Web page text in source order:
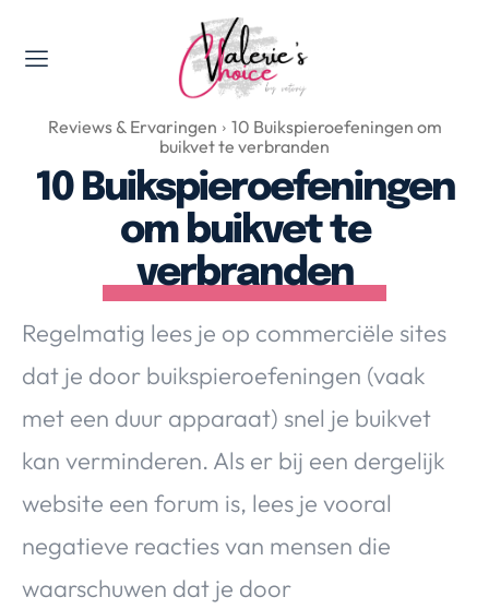
Valerie's Topics
Travel & Culture
Food & Drinks
Happyness & Opmerkelijk
Lifestyle, Sport & Duurzaamheid
Gadgets & Tech
Top 5 van Valerie
Health & Beauty
Huis & Tuin
Nieuws & Media
Over Valerie
Over Valerie
De Top 5
Reviews & Ervaringen
10 Buikspieroefeningen om
buikvet te verbranden
10 Buikspieroefeningen
om buikvet te
verbranden
Regelmatig lees je op commerciële sites
dat je door buikspieroefeningen (vaak
met een duur apparaat) snel je buikvet
kan verminderen. Als er bij een dergelijk
website een forum is, lees je vooral
negatieve reacties van mensen die
waarschuwen dat je door